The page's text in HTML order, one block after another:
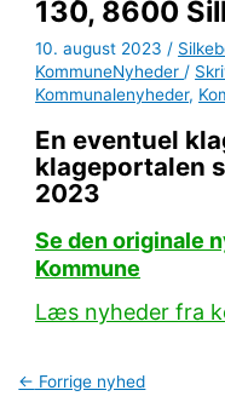
130, 8600
10. august 2023 /
KommuneNyheder /
Kommunalenyheder,
En eventuel
klageportalen
2023
Se den originale
Kommune
Læs nyheder fra
← Forrige nyhed